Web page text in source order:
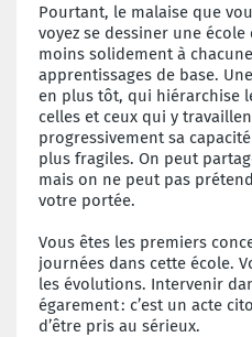
Pourtant, le malaise que
voyez se dessiner une
moins solidement à
apprentissages de base.
en plus tôt, qui hiérarchise
celles et ceux qui y
progressivement sa
plus fragiles. On peut
mais on ne peut pas
votre portée.
Vous êtes les premiers
journées dans cette école.
les évolutions. Intervenir
égarement : c’est un acte
d’être pris au sérieux.